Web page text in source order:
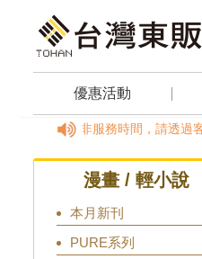
優惠活動
及非服務時間，請透過客服
漫畫 / 輕小說
本月新刊
PURE系列